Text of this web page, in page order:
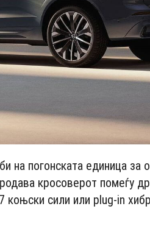
на погонската единица за
кросоверот помеѓу
коњски сили или plug-in